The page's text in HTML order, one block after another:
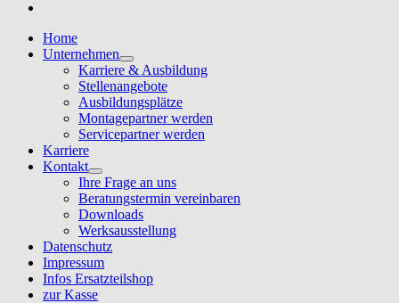
Home
Unternehmen
Karriere & Ausbildung
Stellenangebote
Ausbildungsplätze
Montagepartner werden
Servicepartner werden
Karriere
Kontakt
Ihre Frage an uns
Beratungstermin vereinbaren
Downloads
Werksausstellung
Datenschutz
Impressum
Infos Ersatzteilshop
zur Kasse